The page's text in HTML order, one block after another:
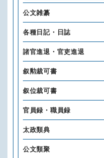
公文雑纂
各種日記・日誌
諸官進退・官吏進退
叙勲裁可書
叙位裁可書
官員録・職員録
太政類典
公文類聚